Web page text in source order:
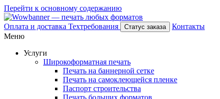
Перейти к основному содержанию
Оплата и доставка Техтребования Статус заказа
Контакты
Меню
Услуги
Широкоформатная печать
Печать на баннерной сетке
Печать на самоклеющейся пленке
Паспорт строительства
Печать больших форматов